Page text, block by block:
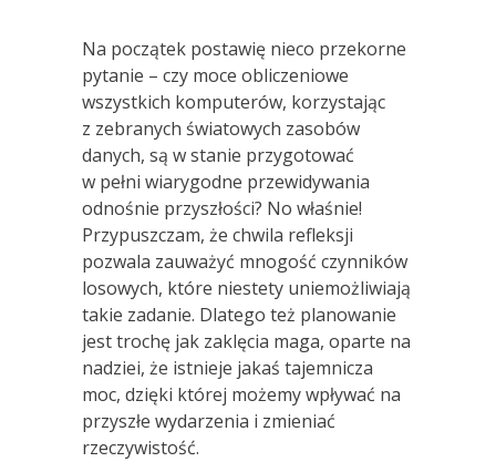
Na początek postawię nieco przekorne
pytanie – czy moce obliczeniowe
wszystkich komputerów, korzystając
z zebranych światowych zasobów
danych, są w stanie przygotować
w pełni wiarygodne przewidywania
odnośnie przyszłości? No właśnie!
Przypuszczam, że chwila refleksji
pozwala zauważyć mnogość czynników
losowych, które niestety uniemożliwiają
takie zadanie. Dlatego też planowanie
jest trochę jak zaklęcia maga, oparte na
nadziei, że istnieje jakaś tajemnicza
moc, dzięki której możemy wpływać na
przyszłe wydarzenia i zmieniać
rzeczywistość.